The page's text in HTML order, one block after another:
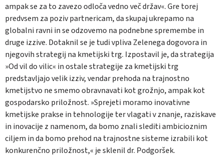
ampak se za to zavezo odloča vedno več držav«. Gre torej
predvsem za poziv partnericam, da skupaj ukrepamo na
globalni ravni in se odzovemo na podnebne spremembe in
druge izzive. Dotaknil se je tudi vpliva Zelenega dogovora in
njegovih strategij na kmetijski trg. Izpostavil je, da strategija
»Od vil do vilic« in ostale strategije za kmetijski trg
predstavljajo velik izziv, vendar prehoda na trajnostno
kmetijstvo ne smemo obravnavati kot grožnjo, ampak kot
gospodarsko priložnost. »Sprejeti moramo inovativne
kmetijske prakse in tehnologije ter vlagati v znanje, raziskave
in inovacije z namenom, da bomo znali slediti ambicioznim
ciljem in da bomo prehod na trajnostne sisteme izrabili kot
konkurenčno priložnost,« je sklenil dr. Podgoršek.